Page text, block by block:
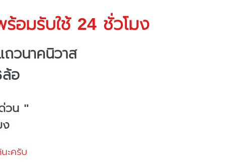
อมรับใช้ 24 ชั่วโมง
วนาคนิวาส
อ
วน "
ง
ะครับ